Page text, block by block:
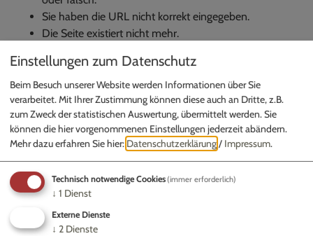
Sie haben die URL nicht korrekt eingegeben.
Die Seite existiert nicht mehr.
Hiergelangen Sie zur Startseite.
GEMEINDE WALTING
Gundekarstraße 7a | 85072 Eichstätt
Fax: 08421 9740-50
Einstellungen zum Datenschutz
Beim Besuch unserer Website werden Informationen über Sie
verarbeitet. Mit Ihrer Zustimmung können diese auch an Dritte, z.B.
zum Zweck der statistischen Auswertung, übermittelt werden. Sie
können die hier vorgenommenen Einstellungen jederzeit abändern.
Mehr dazu erfahren Sie hier: Datenschutzerklärung/ Impressum.
Technisch notwendige Cookies(immer erforderlich)
↓ 1 Dienst
Externe Dienste
↓ 2 Dienste